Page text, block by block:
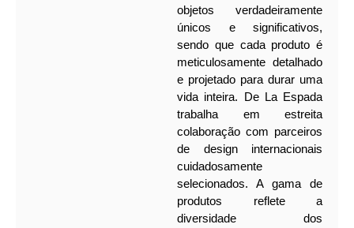
objetos verdadeiramente
únicos e significativos,
sendo que cada produto é
meticulosamente detalhado
e projetado para durar uma
vida inteira. De La Espada
trabalha em estreita
colaboração com parceiros
de design internacionais
cuidadosamente
selecionados. A gama de
produtos reflete a
diversidade dos